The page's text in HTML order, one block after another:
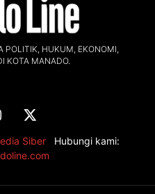
POLITIK, HUKUM, EKONOMI,
KOTA MANADO.
Siber
Hubungi kami: